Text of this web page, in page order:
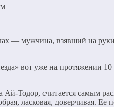
— мужчина, взявший на руки
вот уже на протяжении
Тодор, считается самым
ласковая, доверчивая. Ее